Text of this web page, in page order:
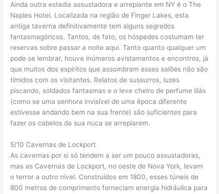
Ainda outra estadia assustadora e arrepiante em NY é o The
Naples Hotel. Localizada na região de Finger Lakes, esta
antiga taverna definitivamente tem alguns segredos
fantasmagóricos. Tantos, de fato, os hóspedes costumam ter
reservas sobre passar a noite aqui. Tanto quanto qualquer um
pode se lembrar, houve inúmeros avistamentos e encontros, já
que muitos dos espíritos que assombram esses salões não são
tímidos com os visitantes. Relatos de sussurros, luzes
piscando, soldados fantasmas e o leve cheiro de perfume lilás
(como se uma senhora invisível de uma época diferente
estivesse andando bem na sua frente) são suficientes para
fazer os cabelos da sua nuca se arrepiarem.
5/10 Cavernas de Lockport
As cavernas por si só tendem a ser um pouco assustadoras,
mas as Cavernas de Lockport, no oeste de Nova York, levam
o terror a outro nível. Construídos em 1800, esses túneis de
800 metros de comprimento forneciam energia hidráulica para